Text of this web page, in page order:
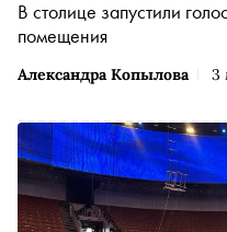
Александра Копылова 3
В столице запустили
помещения